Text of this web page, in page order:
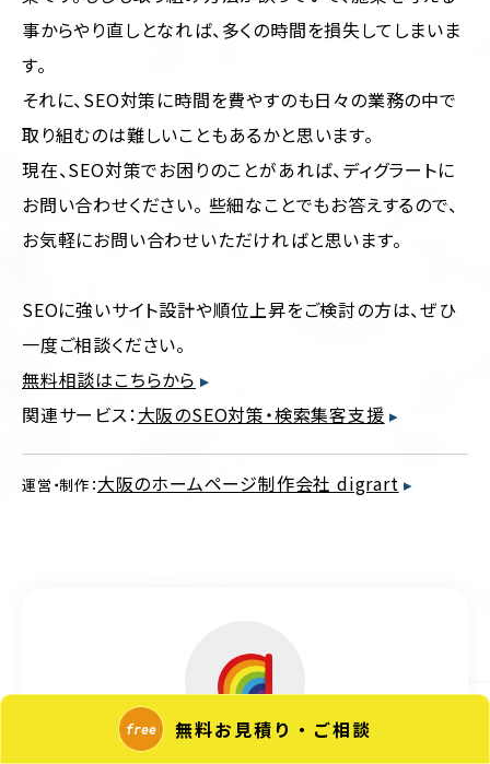
無料お見積り・ご相談
事からやり直しとなれば、多くの時間を損失してしまいま
す。
それに、SEO対策に時間を費やすのも日々の業務の中で
取り組むのは難しいこともあるかと思います。
現在、SEO対策でお困りのことがあれば、ディグラートに
お問い合わせください。 些細なことでもお答えするので、
お気軽にお問い合わせいただければと思います。
SEOに強いサイト設計や順位上昇をご検討の方は、ぜひ
一度ご相談ください。
無料相談はこちらから
関連サービス：大阪のSEO対策・検索集客支援
運営・制作：大阪のホームページ制作会社 digrart